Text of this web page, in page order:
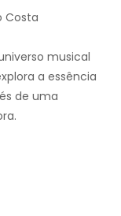
Costa
musical
a essência
de uma